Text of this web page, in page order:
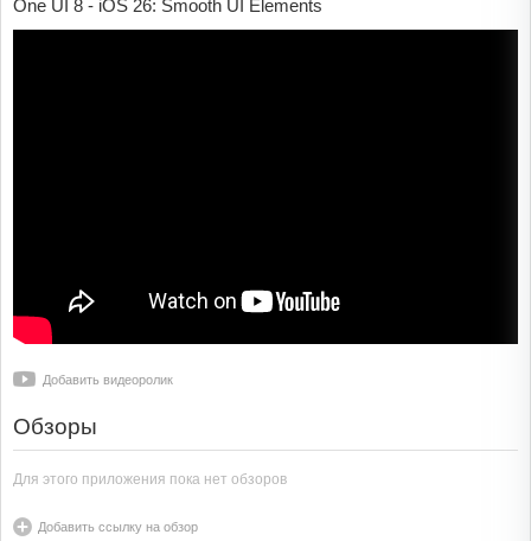
One UI 8 - iOS 26: Smooth UI Elements
Добавить видеоролик
Обзоры
Для этого приложения пока нет обзоров
Добавить ссылку на обзор